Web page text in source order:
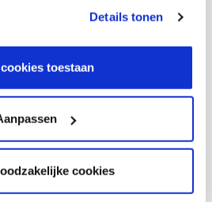
linksonder. Lees meer over
in onze privacy- en
Details tonen
toestaan
cookies